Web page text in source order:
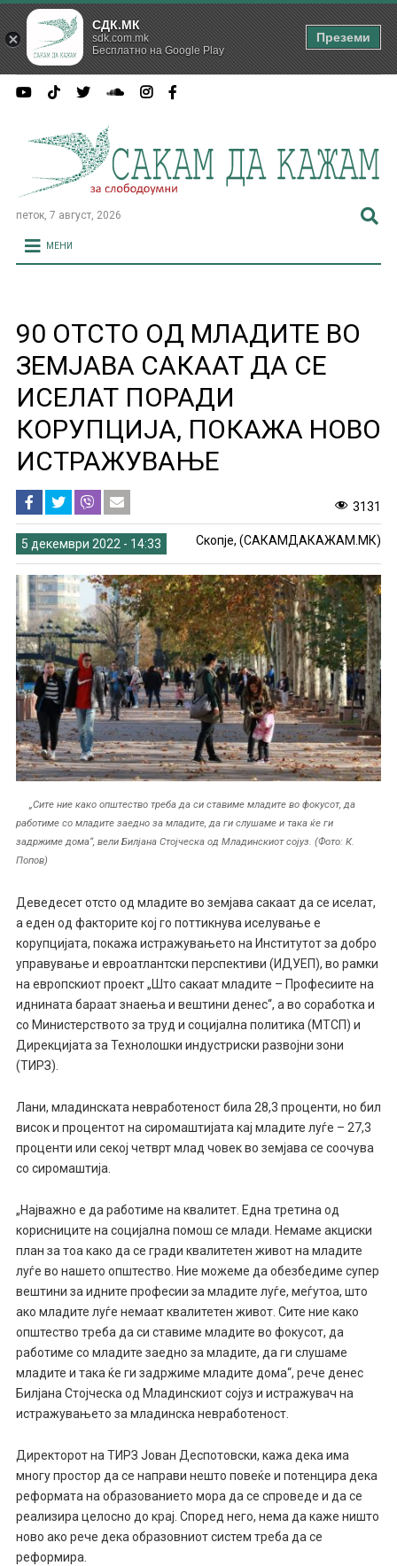
петок, 7 август, 2026
МЕНИ
90 ОТСТО ОД МЛАДИТЕ ВО
ЗЕМЈАВА САКААТ ДА СЕ
ИСЕЛАТ ПОРАДИ
КОРУПЦИЈА, ПОКАЖА НОВО
ИСТРАЖУВАЊЕ
3131
5 декември 2022 - 14:33 Скопје, (САКАМДАКАЖАМ.МК)
„Сите ние како општество треба да си ставиме младите во фокусот, да
работиме со младите заедно за младите, да ги слушаме и така ќе ги
задржиме дома“, вели Билјана Стојческа од Младинскиот сојуз. (Фото: К.
Попов)
Деведесет отсто од младите во земјава сакаат да се иселат,
а еден од факторите кој го поттикнува иселување е
корупцијата, покажа истражувањето на Институтот за добро
управување и евроатлантски перспективи (ИДУЕП), во рамки
на европскиот проект „Што сакаат младите – Професиите на
иднината бараат знаења и вештини денес“, а во соработка и
со Министерството за труд и социјална политика (МТСП) и
Дирекцијата за Технолошки индустриски развојни зони
(ТИРЗ).
Лани, младинската невработеност била 28,3 проценти, но бил
висок и процентот на сиромаштијата кај младите луѓе – 27,3
проценти или секој четврт млад човек во земјава се соочува
со сиромаштија.
„Најважно е да работиме на квалитет. Една третина од
корисниците на социјална помош се млади. Немаме акциски
план за тоа како да се гради квалитетен живот на младите
луѓе во нашето општество. Ние можеме да обезбедиме супер
вештини за идните професии за младите луѓе, меѓутоа, што
ако младите луѓе немаат квалитетен живот. Сите ние како
општество треба да си ставиме младите во фокусот, да
работиме со младите заедно за младите, да ги слушаме
младите и така ќе ги задржиме младите дома“, рече денес
Билјана Стојческа од Младинскиот сојуз и истражувач на
истражувањето за младинска невработеност.
Директорот на ТИРЗ Јован Деспотовски, кажа дека има
многу простор да се направи нешто повеќе и потенцира дека
реформата на образованието мора да се спроведе и да се
реализира целосно до крај. Според него, нема да каже ништо
ново ако рече дека образовниот систем треба да се
реформира.
СДК.МК
sdk.com.mk
Бесплатно на Google Play
Преземи